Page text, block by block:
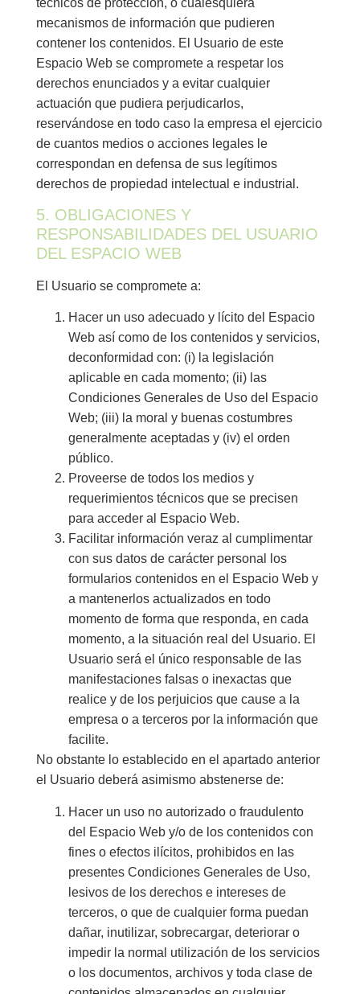
mecanismos de información que pudieren
contener los contenidos. El Usuario de este
Espacio Web se compromete a respetar los
derechos enunciados y a evitar cualquier
actuación que pudiera perjudicarlos,
reservándose en todo caso la empresa el ejercicio
de cuantos medios o acciones legales le
correspondan en defensa de sus legítimos
derechos de propiedad intelectual e industrial.
5. OBLIGACIONES Y
RESPONSABILIDADES DEL USUARIO
DEL ESPACIO WEB
El Usuario se compromete a:
Hacer un uso adecuado y lícito del Espacio
Web así como de los contenidos y servicios,
deconformidad con: (i) la legislación
aplicable en cada momento; (ii) las
Condiciones Generales de Uso del Espacio
Web; (iii) la moral y buenas costumbres
generalmente aceptadas y (iv) el orden
público.
Proveerse de todos los medios y
requerimientos técnicos que se precisen
para acceder al Espacio Web.
Facilitar información veraz al cumplimentar
con sus datos de carácter personal los
formularios contenidos en el Espacio Web y
a mantenerlos actualizados en todo
momento de forma que responda, en cada
momento, a la situación real del Usuario. El
Usuario será el único responsable de las
manifestaciones falsas o inexactas que
realice y de los perjuicios que cause a la
empresa o a terceros por la información que
facilite.
No obstante lo establecido en el apartado anterior
el Usuario deberá asimismo abstenerse de:
Hacer un uso no autorizado o fraudulento
del Espacio Web y/o de los contenidos con
fines o efectos ilícitos, prohibidos en las
presentes Condiciones Generales de Uso,
lesivos de los derechos e intereses de
terceros, o que de cualquier forma puedan
dañar, inutilizar, sobrecargar, deteriorar o
impedir la normal utilización de los servicios
o los documentos, archivos y toda clase de